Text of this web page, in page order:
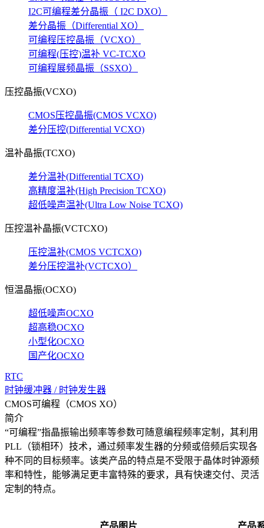
I2C可编程差分晶振（ I2C DXO）
差分晶振（Differential XO）
可编程压控晶振（VCXO）
可编程(压控)温补 VC-TCXO
可编程展频晶振（SSXO）
压控晶振(VCXO)
CMOS压控晶振(CMOS VCXO)
差分压控(Differential VCXO)
温补晶振(TCXO)
差分温补(Differential TCXO)
高精度温补(High Precision TCXO)
超低噪声温补(Ultra Low Noise TCXO)
压控温补晶振(VCTCXO)
压控温补(CMOS VCTCXO)
差分压控温补(VCTCXO）
恒温晶振(OCXO)
超低噪声OCXO
超高稳OCXO
小型化OCXO
国产化OCXO
RTC
时钟缓冲器 / 时钟发生器
CMOS可编程（CMOS XO）
简介
“可编程”指晶振输出频率等参数可随意编程频率定制，其利用
PLL（锁相环）技术，通过频率发生器的分频或倍频后实现各
种不同的目标频率。该类产品的特点是不受限于晶体时钟源频
率和特性，能够满足更丰富特殊的要求，具有快速交付、灵活
定制的特点。